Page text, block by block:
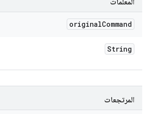
المعلمات
originalCommand
String
المرتجعات